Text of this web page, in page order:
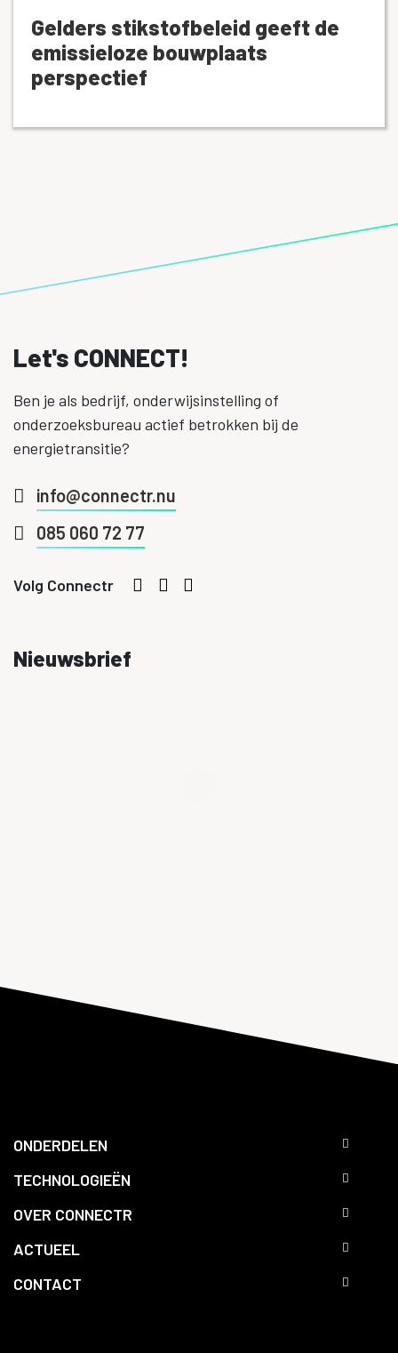
Gelders stikstofbeleid geeft de
emissieloze bouwplaats
perspectief
Let's CONNECT!
Ben je als bedrijf, onderwijsinstelling of
onderzoeksbureau actief betrokken bij de
energietransitie?
info@connectr.nu
085 060 72 77
Volg Connectr
Nieuwsbrief
ONDERDELEN
TECHNOLOGIEËN
OVER CONNECTR
ACTUEEL
CONTACT